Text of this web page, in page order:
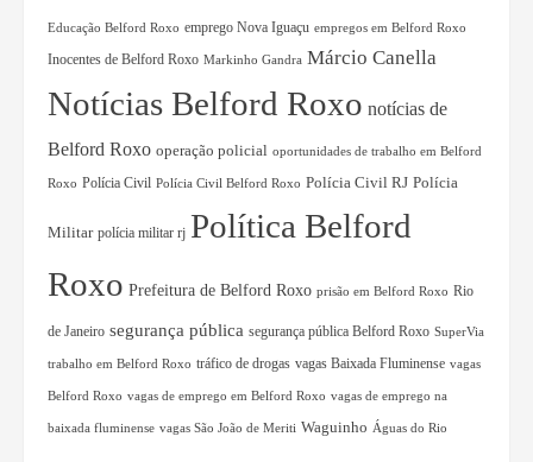
Educação Belford Roxo emprego Nova Iguaçu empregos em Belford Roxo
Inocentes de Belford Roxo Markinho Gandra Márcio Canella
Notícias Belford Roxo notícias de
Belford Roxo operação policial oportunidades de trabalho em Belford
Roxo Polícia Civil Polícia Civil Belford Roxo Polícia Civil RJ Polícia
Militar polícia militar rj Política Belford
Roxo Prefeitura de Belford Roxo prisão em Belford Roxo Rio
de Janeiro segurança pública segurança pública Belford Roxo SuperVia
trabalho em Belford Roxo tráfico de drogas vagas Baixada Fluminense vagas
Belford Roxo vagas de emprego em Belford Roxo vagas de emprego na
baixada fluminense vagas São João de Meriti Waguinho Águas do Rio